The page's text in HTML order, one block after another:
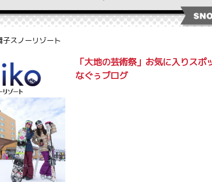
スノーリゾート
「大地の芸術祭」お気に入りスポ
なぐぅブログ